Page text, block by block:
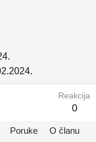
Reakcija
0
Poruke O članu